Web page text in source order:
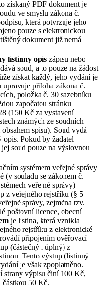
získaný PDF dokument je
ve smyslu zákona č.
která potvrzuje jeho
pouze s elektronickou
dokument již nemá
listinný opis zápisu nebo
soud, a to pouze na žádost
získat každý, jeho vydání je
příloha zákona č.
položka č. 30 sazebníku
započatou stránku
(150 Kč za vystavení
známých ze soudních
spisu). Soud vydá
opis. Pokud by žadatel
soud pouze na výslovnou
systémem veřejné správy
(v souladu se zákonem č.
veřejné správy)
z veřejného rejstříku (§ 5
správy, zejména tzv.
poštovní licence, obecní
je listina, která vznikla
rejstříku z elektronické
připojením ověřovací
(částečný i úplný) z
Tento výstup (listinný
je však zpoplatněno.
strany výpisu činí 100 Kč,
částkou 50 Kč.